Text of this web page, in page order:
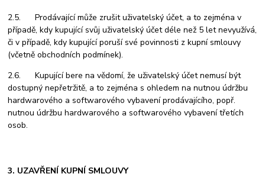
2.5. Prodávající může zrušit uživatelský účet, a to zejména v
případě, kdy kupující svůj uživatelský účet déle než 5 let nevyužívá,
či v případě, kdy kupující poruší své povinnosti z kupní smlouvy
(včetně obchodních podmínek).
2.6. Kupující bere na vědomí, že uživatelský účet nemusí být
dostupný nepřetržitě, a to zejména s ohledem na nutnou údržbu
hardwarového a softwarového vybavení prodávajícího, popř.
nutnou údržbu hardwarového a softwarového vybavení třetích
osob.
3. UZAVŘENÍ KUPNÍ SMLOUVY